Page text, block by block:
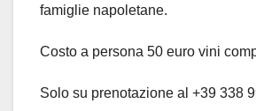
famiglie napoletane.
Costo a persona 50 euro vini
Solo su prenotazione al +39 338